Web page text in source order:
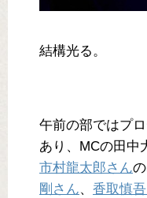
結構光る。
午前の部ではプ
あり、MCの田中
市村龍太郎さんの
剛さん、 香取慎